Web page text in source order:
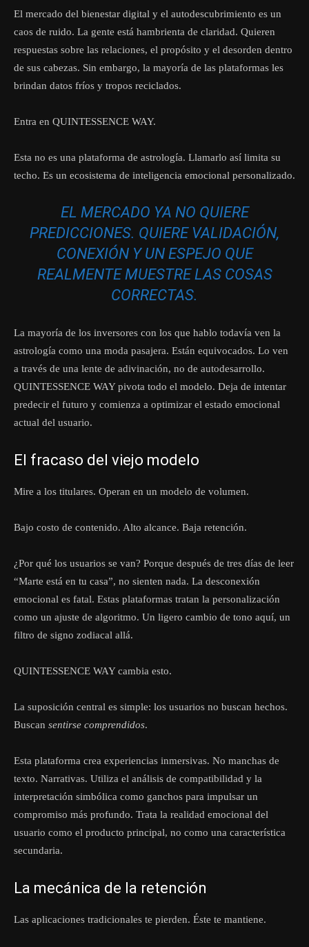
El mercado del bienestar digital y el autodescubrimiento es un
caos de ruido. La gente está hambrienta de claridad. Quieren
respuestas sobre las relaciones, el propósito y el desorden dentro
de sus cabezas. Sin embargo, la mayoría de las plataformas les
brindan datos fríos y tropos reciclados.
Entra en QUINTESSENCE WAY.
Esta no es una plataforma de astrología. Llamarlo así limita su
techo. Es un ecosistema de inteligencia emocional personalizado.
EL MERCADO YA NO QUIERE
PREDICCIONES. QUIERE VALIDACIÓN,
CONEXIÓN Y UN ESPEJO QUE
REALMENTE MUESTRE LAS COSAS
CORRECTAS.
La mayoría de los inversores con los que hablo todavía ven la
astrología como una moda pasajera. Están equivocados. Lo ven
a través de una lente de adivinación, no de autodesarrollo.
QUINTESSENCE WAY pivota todo el modelo. Deja de intentar
predecir el futuro y comienza a optimizar el estado emocional
actual del usuario.
El fracaso del viejo modelo
Mire a los titulares. Operan en un modelo de volumen.
Bajo costo de contenido. Alto alcance. Baja retención.
¿Por qué los usuarios se van? Porque después de tres días de leer
“Marte está en tu casa”, no sienten nada. La desconexión
emocional es fatal. Estas plataformas tratan la personalización
como un ajuste de algoritmo. Un ligero cambio de tono aquí, un
filtro de signo zodiacal allá.
QUINTESSENCE WAY cambia esto.
La suposición central es simple: los usuarios no buscan hechos.
Buscan sentirse comprendidos.
Esta plataforma crea experiencias inmersivas. No manchas de
texto. Narrativas. Utiliza el análisis de compatibilidad y la
interpretación simbólica como ganchos para impulsar un
compromiso más profundo. Trata la realidad emocional del
usuario como el producto principal, no como una característica
secundaria.
La mecánica de la retención
Las aplicaciones tradicionales te pierden. Éste te mantiene.